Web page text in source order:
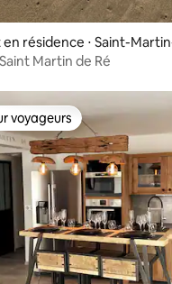
résidence ⋅ Saint-
Martin de Ré
voyageurs
voyageurs